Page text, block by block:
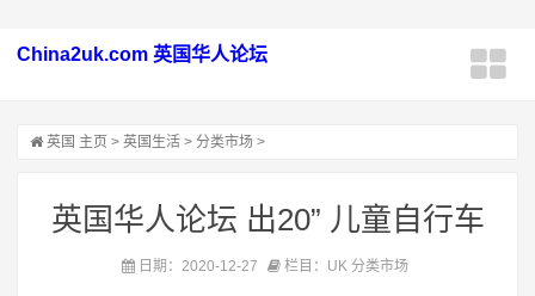
China2uk.com 英国华人论坛
英国 主页 > 英国生活 > 分类市场 >
英国华人论坛 出20” 儿童自行车
日期：2020-12-27 栏目：UK 分类市场